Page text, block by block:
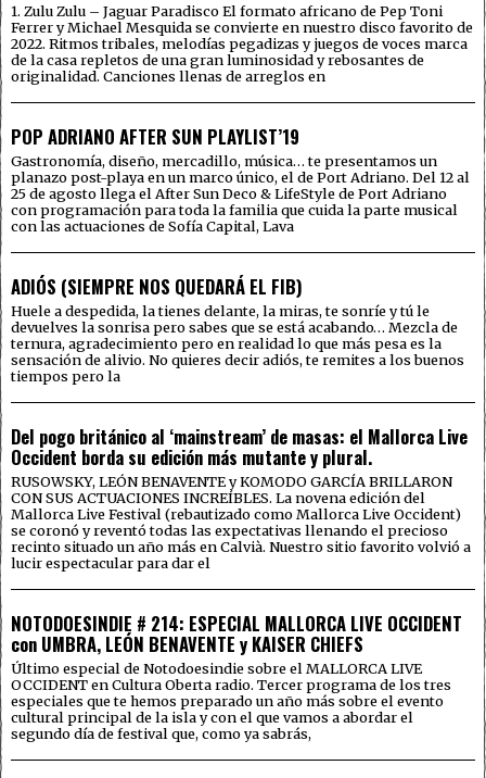
1. Zulu Zulu – Jaguar Paradisco El formato africano de Pep Toni
Ferrer y Michael Mesquida se convierte en nuestro disco favorito de
2022. Ritmos tribales, melodías pegadizas y juegos de voces marca
de la casa repletos de una gran luminosidad y rebosantes de
originalidad. Canciones llenas de arreglos en
POP ADRIANO AFTER SUN PLAYLIST’19
Gastronomía, diseño, mercadillo, música… te presentamos un
planazo post-playa en un marco único, el de Port Adriano. Del 12 al
25 de agosto llega el After Sun Deco & LifeStyle de Port Adriano
con programación para toda la familia que cuida la parte musical
con las actuaciones de Sofía Capital, Lava
ADIÓS (SIEMPRE NOS QUEDARÁ EL FIB)
Huele a despedida, la tienes delante, la miras, te sonríe y tú le
devuelves la sonrisa pero sabes que se está acabando… Mezcla de
ternura, agradecimiento pero en realidad lo que más pesa es la
sensación de alivio. No quieres decir adiós, te remites a los buenos
tiempos pero la
Del pogo británico al ‘mainstream’ de masas: el Mallorca Live
Occident borda su edición más mutante y plural.
RUSOWSKY, LEÓN BENAVENTE y KOMODO GARCÍA BRILLARON
CON SUS ACTUACIONES INCREÍBLES. La novena edición del
Mallorca Live Festival (rebautizado como Mallorca Live Occident)
se coronó y reventó todas las expectativas llenando el precioso
recinto situado un año más en Calvià. Nuestro sitio favorito volvió a
lucir espectacular para dar el
NOTODOESINDIE # 214: ESPECIAL MALLORCA LIVE OCCIDENT
con UMBRA, LEÓN BENAVENTE y KAISER CHIEFS
Último especial de Notodoesindie sobre el MALLORCA LIVE
OCCIDENT en Cultura Oberta radio. Tercer programa de los tres
especiales que te hemos preparado un año más sobre el evento
cultural principal de la isla y con el que vamos a abordar el
segundo día de festival que, como ya sabrás,